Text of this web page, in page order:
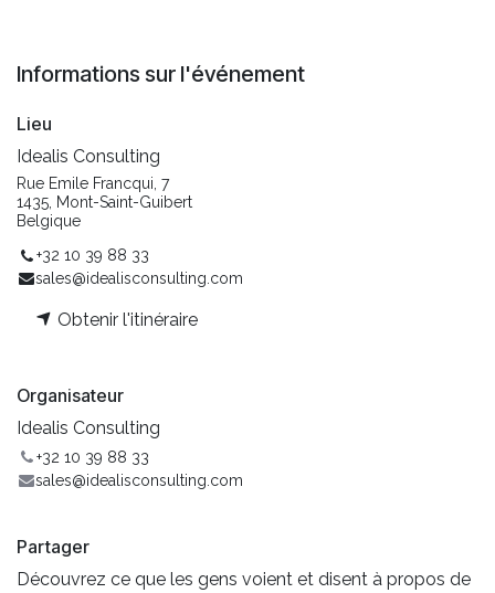
Informations sur l'événement
Lieu
Idealis Consulting
Rue Emile Francqui, 7
1435, Mont-Saint-Guibert
Belgique
+32 10 39 88 33
sales@idealisconsulting.com
Obtenir l'itinéraire
Organisateur
Idealis Consulting
+32 10 39 88 33
sales@idealisconsulting.com
Partager
Découvrez ce que les gens voient et disent à propos de